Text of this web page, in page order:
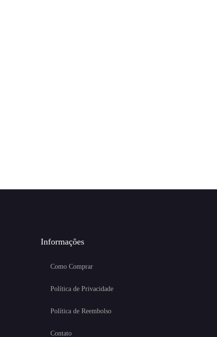
Informações
Como Comprar
Política de Privacidade
Política de Reembolso
Contato